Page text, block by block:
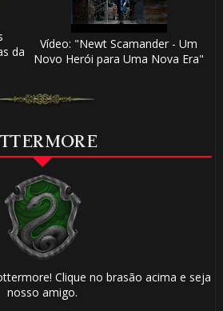
da
Vídeo: "Newt Scamander - Um
Novo Herói para Uma Nova Era"
Clique no brasão acima e seja
nosso amigo.